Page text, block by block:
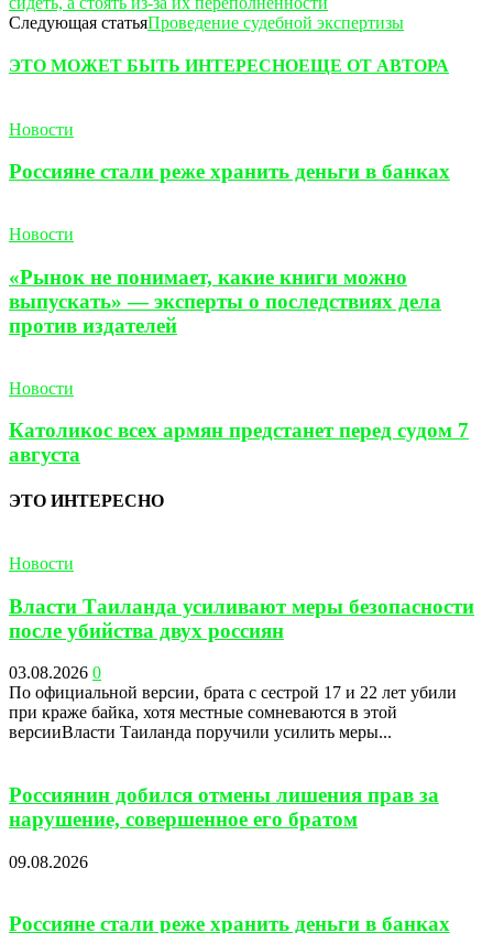
Следующая статьяПроведение судебной экспертизы
ЭТО МОЖЕТ БЫТЬ ИНТЕРЕСНОЕЩЕ ОТ АВТОРА
Новости
Россияне стали реже хранить деньги в банках
Новости
«Рынок не понимает, какие книги можно
выпускать» — эксперты о последствиях дела
против издателей
Новости
Католикос всех армян предстанет перед судом 7
августа
ЭТО ИНТЕРЕСНО
Новости
Власти Таиланда усиливают меры безопасности
после убийства двух россиян
03.08.2026 0
По официальной версии, брата с сестрой 17 и 22 лет убили
при краже байка, хотя местные сомневаются в этой
версииВласти Таиланда поручили усилить меры...
Россиянин добился отмены лишения прав за
нарушение, совершенное его братом
09.08.2026
Россияне стали реже хранить деньги в банках